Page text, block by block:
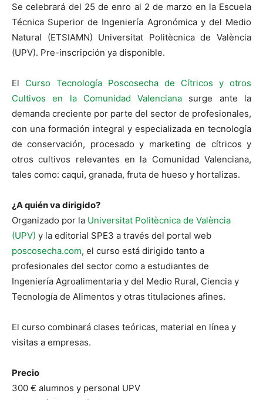
Se celebrará del 25 de enro al 2 de marzo en la Escuela
Técnica Superior de Ingeniería Agronómica y del Medio
Natural (ETSIAMN) Universitat Politècnica de València
(UPV). Pre-inscripción ya disponible.
El Curso Tecnología Poscosecha de Cítricos y otros
Cultivos en la Comunidad Valenciana surge ante la
demanda creciente por parte del sector de profesionales,
con una formación integral y especializada en tecnología
de conservación, procesado y marketing de cítricos y
otros cultivos relevantes en la Comunidad Valenciana,
tales como: caqui, granada, fruta de hueso y hortalizas.
¿A quién va dirigido?
Organizado por la Universitat Politècnica de València
(UPV) y la editorial SPE3 a través del portal web
poscosecha.com, el curso está dirigido tanto a
profesionales del sector como a estudiantes de
Ingeniería Agroalimentaria y del Medio Rural, Ciencia y
Tecnología de Alimentos y otras titulaciones afines.
El curso combinará clases teóricas, material en línea y
visitas a empresas.
Precio
300 € alumnos y personal UPV